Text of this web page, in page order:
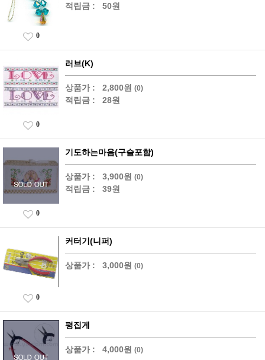
적립금 : 50원
0
러브(K)
상품가 : 2,800원 (0)
적립금 : 28원
0
기도하는마음(구슬포함)
상품가 : 3,900원 (0)
적립금 : 39원
0
커터기(니퍼)
상품가 : 3,000원 (0)
0
평집게
상품가 : 4,000원 (0)